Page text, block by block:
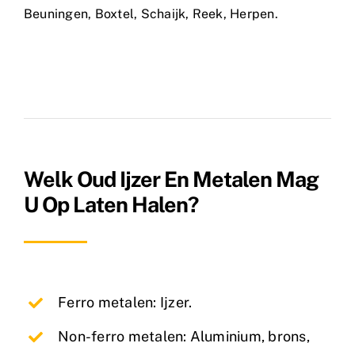
Beuningen, Boxtel, Schaijk, Reek, Herpen.
Welk Oud Ijzer En Metalen Mag
U Op Laten Halen?
Ferro metalen: Ijzer.
Non-ferro metalen: Aluminium, brons,